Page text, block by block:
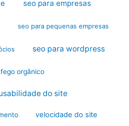
seo para empresas
seo para pequenas empresas
seo para wordpress
orgânico
do site
velocidade do site